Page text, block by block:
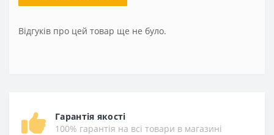
Відгуків про цей товар ще не було.
Гарантія якості
100% гарантія на всі товари в магазині